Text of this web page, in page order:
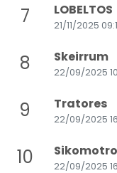
7 LOBELTOS
21/11/2025
8 Skeirrum
22/09/2025
9 Tratores
22/09/2025
10 22/09/2025